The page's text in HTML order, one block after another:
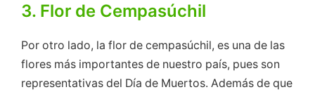
3. Flor de Cempasúchil
Por otro lado, la flor de cempasúchil, es una de las
flores más importantes de nuestro país, pues son
representativas del Día de Muertos. Además de que